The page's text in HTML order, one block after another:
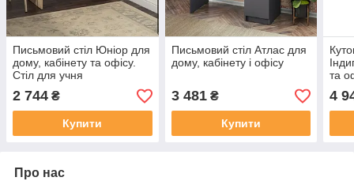
Письмовий стіл Юніор для
дому, кабінету та офісу.
Стіл для учня
2 744 ₴
Купити
Письмовий стіл Атлас для
дому, кабінету і офісу
3 481₴
Купити
та
4
Про нас